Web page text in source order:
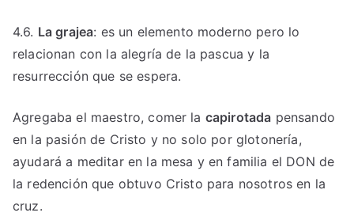
4.6. La grajea: es un elemento moderno pero lo
relacionan con la alegría de la pascua y la
resurrección que se espera.
Agregaba el maestro, comer la capirotada pensando
en la pasión de Cristo y no solo por glotonería,
ayudará a meditar en la mesa y en familia el DON de
la redención que obtuvo Cristo para nosotros en la
cruz.